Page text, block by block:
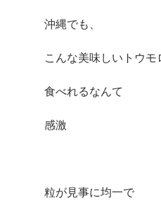
沖縄でも、
こんな美味しいトウモ
食べれるなんて
感激
粒が見事に均一で